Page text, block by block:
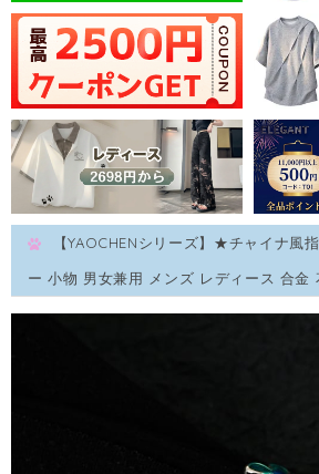
【YAOCHENシリーズ】★チャイナ風
ー 小物 男女兼用 メンズ レディース 合金